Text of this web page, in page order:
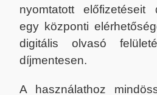
nyomtatott előfizetéseit
egy központi
digitális olvasó
díjmentesen.
A használathoz